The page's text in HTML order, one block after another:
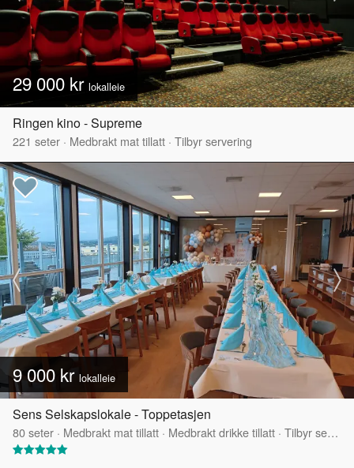
29 000 kr lokalleie
Ringen kino - Supreme
221 seter · Medbrakt mat tillatt · Tilbyr servering
9 000 kr lokalleie
Sens Selskapslokale - Toppetasjen
80seter · Medbrakt mat tillatt · Medbrakt drikke tillatt · Tilbyr servering